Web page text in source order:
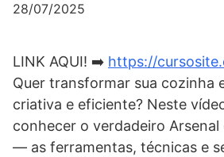
28/07/2025
LINK AQUI! ➡️ https://
Quer transformar sua cozinha
criativa e eficiente? Neste
conhecer o verdadeiro Arsenal
— as ferramentas, técnicas e